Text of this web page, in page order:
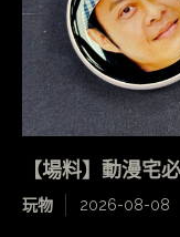
【場料】動漫宅
玩物 2026-08-08